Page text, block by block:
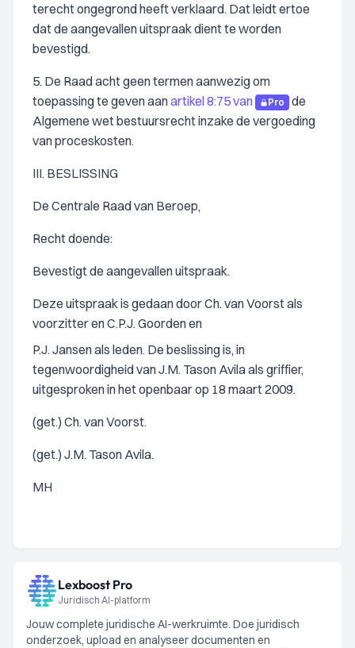
terecht ongegrond heeft verklaard. Dat leidt ertoe
dat de aangevallen uitspraak dient te worden
bevestigd.
5. De Raad acht geen termen aanwezig om
toepassing te geven aanartikel 8:75 van Pro
de
Algemene wet bestuursrecht inzake de vergoeding
van proceskosten.
III. BESLISSING
De Centrale Raad van Beroep,
Recht doende:
Bevestigt de aangevallen uitspraak.
Deze uitspraak is gedaan door Ch. van Voorst als
voorzitter en C.P.J. Goorden en
P.J. Jansen als leden. De beslissing is, in
tegenwoordigheid van J.M. Tason Avila als griffier,
uitgesproken in het openbaar op 18 maart 2009.
(get.) Ch. van Voorst.
(get.) J.M. Tason Avila.
MH
Lexboost Pro
Juridisch AI-platform
Jouw complete juridische AI-werkruimte. Doe juridisch
onderzoek, upload en analyseer documenten en